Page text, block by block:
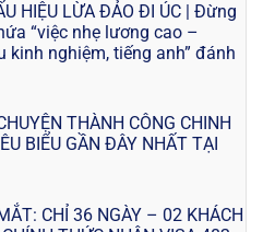
HIỆU LỪA ĐẢO ĐI ÚC | Đừng
“việc nhẹ lương cao –
kinh nghiệm, tiếng anh” đánh
THÀNH CÔNG CHINH
BIỂU GẦN ĐÂY NHẤT TẠI
CHỈ 36 NGÀY – 02 KHÁCH